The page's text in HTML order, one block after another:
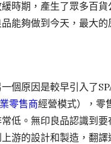
時期，產生了眾多百
能夠做到今天，最大
個原因是較早引入了
零售商經營模式），零
低。無印良品認識到
游的設計和製造，翻